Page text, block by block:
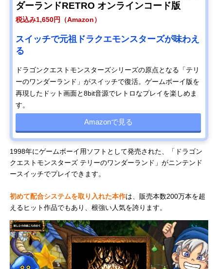
ダーランドRETRO オンラインコード版
税込み1,650円（Amazon）
スイッチで元祖ドラクエモンスターズが味わえ
る
ドラゴンクエストモンスターズシリーズの原点となる「テリ
ーのワンダーランド」がスイッチで復活。ゲームボーイ版を
再現したドット画面と8bit音源でレトロなプレイを楽しめま
す。
Amazonで見る
1998年にゲームボーイ用ソフトとして発売された、「ドラゴン
クエストモンスターズ テリーのワンダーランド」がニンテンド
ースイッチでプレイできます。
初めて配合システムを取り入れた本作は、販売本数200万本を超
えるヒット作品でもあり、根強い人気を誇ります。